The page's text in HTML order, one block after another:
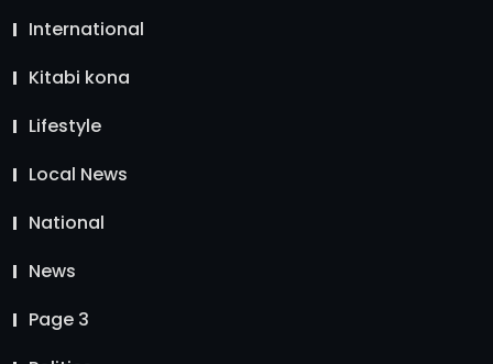
International
Kitabi kona
Lifestyle
Local News
National
News
Page 3